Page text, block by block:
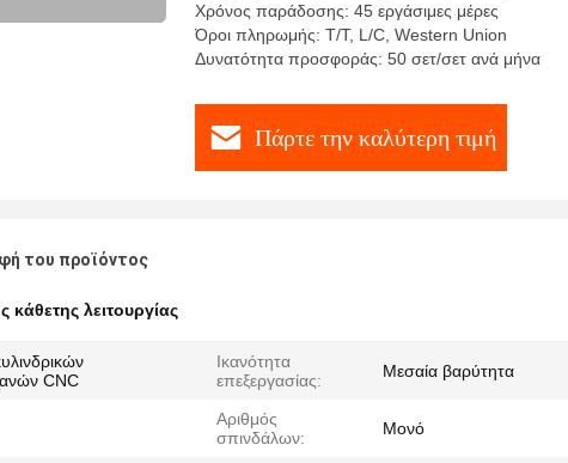
Χρόνος παράδοσης: 45 εργάσιμες μέρες
Όροι πληρωμής: T/T, L/C, Western Union
Δυνατότητα προσφοράς: 50 σετ/σετ ανά μήνα
Πάρτε την καλύτερη τιμή
του προϊόντος
λειτουργίας
CNC
Ικανότητα
επεξεργασίας:
Μεσαία βαρύτητα
Αριθμός
σπινδάλων:
Μονό